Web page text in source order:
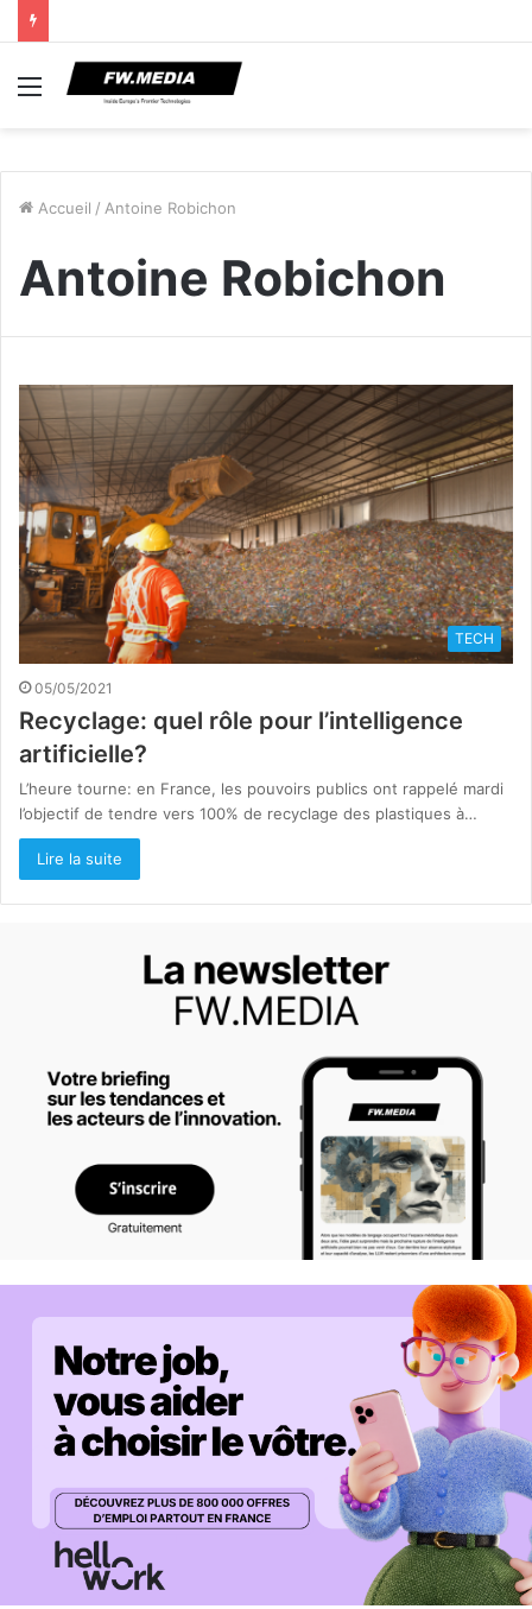
Menu
Accueil / Antoine Robichon
Antoine Robichon
TECH
05/05/2021
Recyclage: quel rôle pour l’intelligence
artificielle?
L’heure tourne: en France, les pouvoirs publics ont rappelé mardi
l’objectif de tendre vers 100% de recyclage des plastiques à…
Lire la suite